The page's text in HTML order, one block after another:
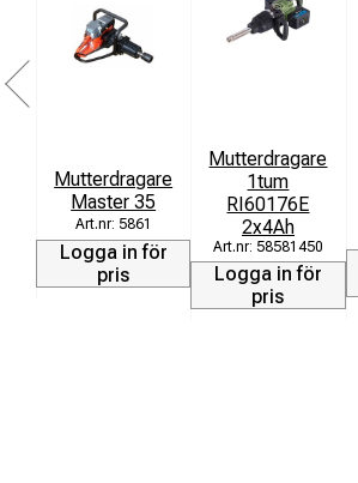
Mutterdragare
Master 35
5861
Logga in för
pris
Mutterdragare
1tum
RI60176E
2x4Ah
58581450
Logga in för
pris